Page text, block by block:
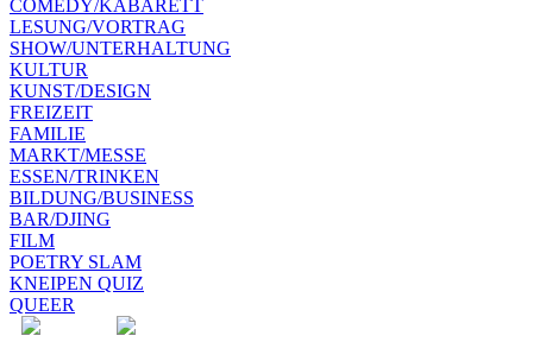
COMEDY/KABARETT
LESUNG/VORTRAG
SHOW/UNTERHALTUNG
KULTUR
KUNST/DESIGN
FREIZEIT
FAMILIE
MARKT/MESSE
ESSEN/TRINKEN
BILDUNG/BUSINESS
BAR/DJING
FILM
POETRY SLAM
KNEIPEN QUIZ
QUEER